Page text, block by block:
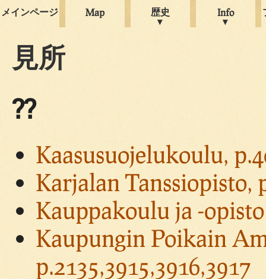
メインページ Map 歴史 Info
見所
??
Kaasusuojelukoulu,
Karjalan Tanssiopisto,
Kauppakoulu ja -opisto
Kaupungin Poikain
p.2135,3915,3916,3917